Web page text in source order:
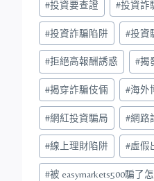
#投資要查證 #投資詐
#投資詐騙陷阱 #投資
#拒絕高報酬誘惑 #揭
#揭穿詐騙伎倆 #海外
#網紅投資騙局 #網路
#線上理財陷阱 #虛假
#被 easymarkets500騙了